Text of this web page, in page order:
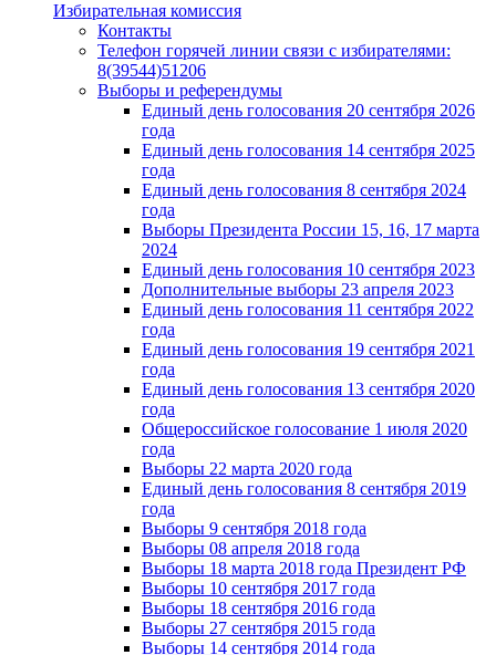
Избирательная комиссия
Контакты
Телефон горячей линии связи с избирателями:
8(39544)51206
Выборы и референдумы
Единый день голосования 20 сентября 2026
года
Единый день голосования 14 сентября 2025
года
Единый день голосования 8 сентября 2024
года
Выборы Президента России 15, 16, 17 марта
2024
Единый день голосования 10 сентября 2023
Дополнительные выборы 23 апреля 2023
Единый день голосования 11 сентября 2022
года
Единый день голосования 19 сентября 2021
года
Единый день голосования 13 сентября 2020
года
Общероссийское голосование 1 июля 2020
года
Выборы 22 марта 2020 года
Единый день голосования 8 сентября 2019
года
Выборы 9 сентября 2018 года
Выборы 08 апреля 2018 года
Выборы 18 марта 2018 года Президент РФ
Выборы 10 сентября 2017 года
Выборы 18 сентября 2016 года
Выборы 27 сентября 2015 года
Выборы 14 сентября 2014 года